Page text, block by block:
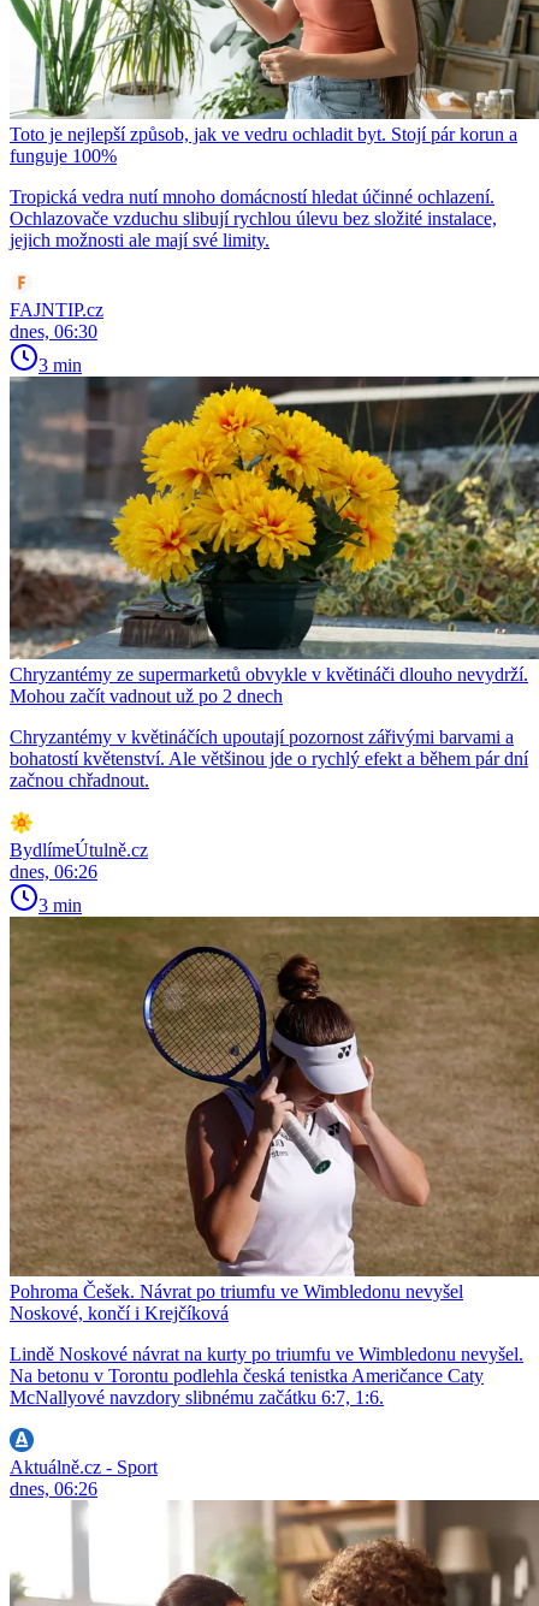
Toto je nejlepší způsob, jak ve vedru ochladit byt. Stojí pár korun a
funguje 100%
Tropická vedra nutí mnoho domácností hledat účinné ochlazení.
Ochlazovače vzduchu slibují rychlou úlevu bez složité instalace,
jejich možnosti ale mají své limity.
FAJNTIP.cz
dnes, 06:30
3 min
Chryzantémy ze supermarketů obvykle v květináči dlouho nevydrží.
Mohou začít vadnout už po 2 dnech
Chryzantémy v květináčích upoutají pozornost zářivými barvami a
bohatostí květenství. Ale většinou jde o rychlý efekt a během pár dní
začnou chřadnout.
BydlímeÚtulně.cz
dnes, 06:26
3 min
Pohroma Češek. Návrat po triumfu ve Wimbledonu nevyšel
Noskové, končí i Krejčíková
Lindě Noskové návrat na kurty po triumfu ve Wimbledonu nevyšel.
Na betonu v Torontu podlehla česká tenistka Američance Caty
McNallyové navzdory slibnému začátku 6:7, 1:6.
Aktuálně.cz - Sport
dnes, 06:26